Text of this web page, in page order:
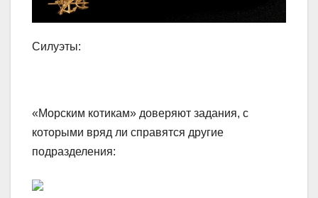
Силуэты:
«Морским котикам» доверяют задания, с
которыми вряд ли справятся другие
подразделения: